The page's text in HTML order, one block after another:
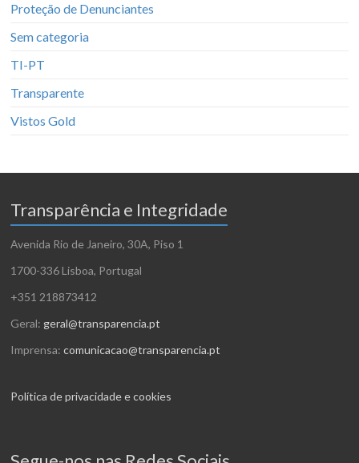
Proteção de Denunciantes
Sem categoria
TI-PT
Transparente
Vistos Gold
Transparência e Integridade
Avenida Rio de Janeiro, 30A, Piso 1
1700-336 Lisboa, Portugal
+351 218873412
Geral: geral@transparencia.pt
Imprensa:comunicacao@transparencia.pt
Política de privacidade e cookies